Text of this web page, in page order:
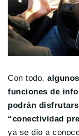
Con todo,
funciones de
podrán
“conectividad
ya se dio a